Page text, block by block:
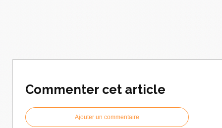
Commenter cet article
Ajouter un commentaire